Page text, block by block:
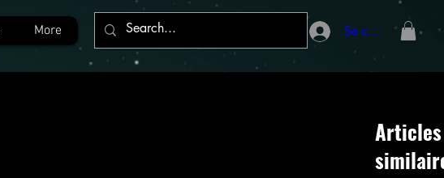
More Se connecter
Articles